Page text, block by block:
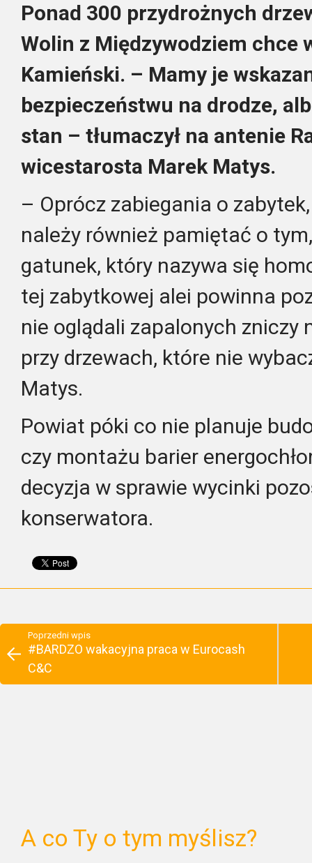
Ponad 300 przydrożnych
Wolin z Międzywodziem chce
Kamieński. – Mamy je
bezpieczeństwu na drodze,
stan – tłumaczył na antenie
wicestarosta Marek Matys.
– Oprócz zabiegania o
należy również pamiętać o
gatunek, który nazywa się
tej zabytkowej alei powinna
nie oglądali zapalonych zniczy
przy drzewach, które nie
Matys.
Powiat póki co nie planuje
czy montażu barier
decyzja w sprawie wycinki
konserwatora.
Poprzedni wpis
#BARDZO wakacyjna praca w Eurocash
C&C
A co Ty o tym myślisz?